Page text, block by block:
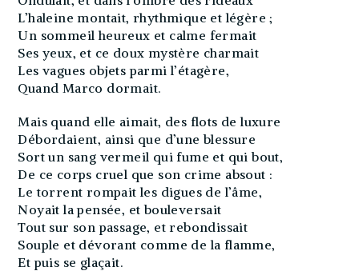
L’haleine montait, rhythmique et légère ;
Un sommeil heureux et calme fermait
Ses yeux, et ce doux mystère charmait
Les vagues objets parmi l’étagère,
Quand Marco dormait.
Mais quand elle aimait, des flots de luxure
Débordaient, ainsi que d’une blessure
Sort un sang vermeil qui fume et qui bout,
De ce corps cruel que son crime absout :
Le torrent rompait les digues de l’âme,
Noyait la pensée, et bouleversait
Tout sur son passage, et rebondissait
Souple et dévorant comme de la flamme,
Et puis se glaçait.